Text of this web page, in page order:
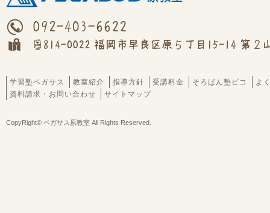
学習塾ペガサス 教室紹介 指導方針 受講料金 そろばん塾ピコ
よ
資料請求・お問い合わせ
サイトマップ
CopyRight© ペガサス原教室 All Rights Reserved.